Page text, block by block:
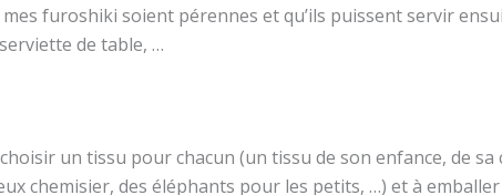
mes furoshiki soient pérennes et qu’ils puissent servir
de table, …
choisir un tissu pour chacun (un tissu de son enfance, de
chemisier, des éléphants pour les petits, …) et à emballer